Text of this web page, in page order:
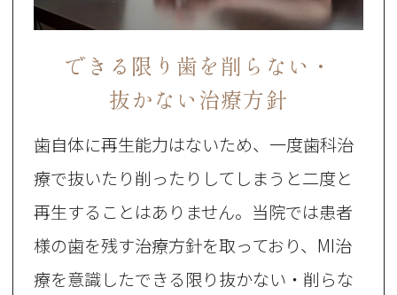
できる限り歯を削らない・
抜かない治療方針
歯自体に再生能力はないため、一度歯科治
療で抜いたり削ったりしてしまうと二度と
再生することはありません。当院では患者
様の歯を残す治療方針を取っており、MI治
療を意識したできる限り抜かない・削らな